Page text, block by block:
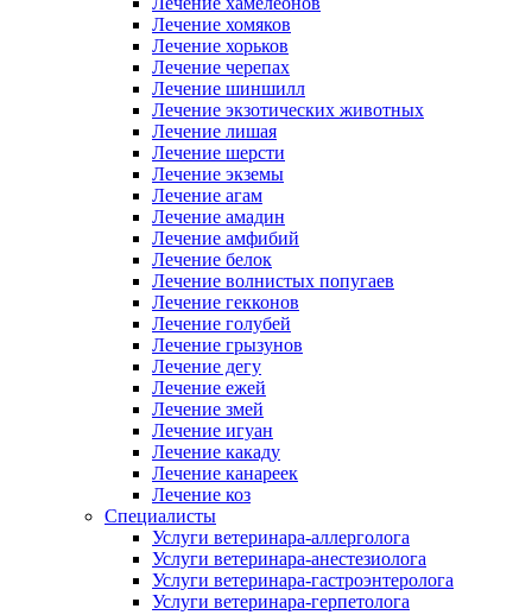
Лечение хомяков
Лечение хорьков
Лечение черепах
Лечение шиншилл
Лечение экзотических животных
Лечение лишая
Лечение шерсти
Лечение экземы
Лечение агам
Лечение амадин
Лечение амфибий
Лечение белок
Лечение волнистых попугаев
Лечение гекконов
Лечение голубей
Лечение грызунов
Лечение дегу
Лечение ежей
Лечение змей
Лечение игуан
Лечение какаду
Лечение канареек
Лечение коз
Специалисты
Услуги ветеринара-аллерголога
Услуги ветеринара-анестезиолога
Услуги ветеринара-гастроэнтеролога
Услуги ветеринара-герпетолога